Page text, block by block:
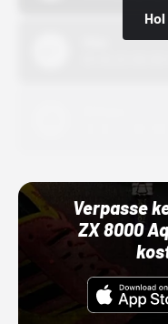
Verpasse
ZX 8000